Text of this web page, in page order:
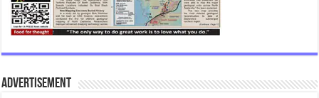
Advertisement